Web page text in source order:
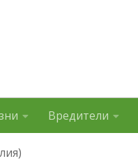
Вредители